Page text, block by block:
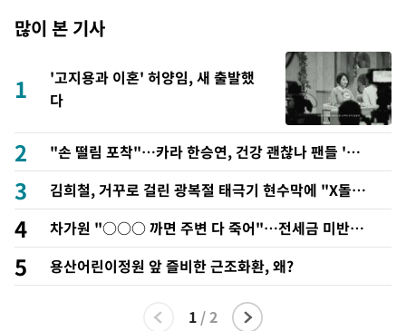
많이 본 기사
1
'고지용과 이혼' 허양임, 새 출발했
다
2
"손 떨림 포착"…카라 한승연, 건강 괜찮나 팬들 '걱
정'
3
김희철, 거꾸로 걸린 광복절 태극기 현수막에 "X돌았
네"
4
차가원 "○○○ 까면 주변 다 죽어"…전세금 미반환
속 녹취 폭로 파장
5 용산어린이정원 앞 즐비한 근조화환, 왜?
1 /2